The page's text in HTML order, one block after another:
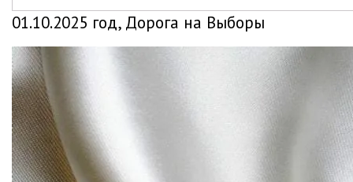
01.10.2025 год, Дорога на Выборы